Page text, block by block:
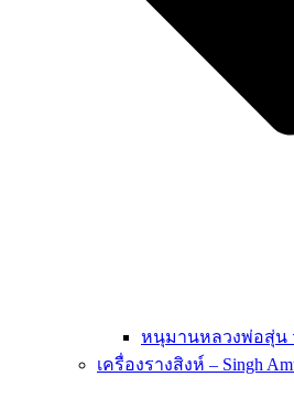
หนุมานหลวงพ่อสุ่น
เครื่องรางสิงห์ – Singh